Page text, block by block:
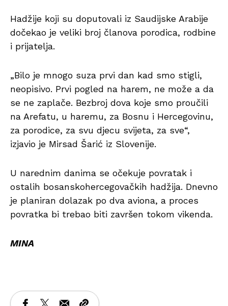
Hadžije koji su doputovali iz Saudijske Arabije
dočekao je veliki broj članova porodica, rodbine
i prijatelja.
„Bilo je mnogo suza prvi dan kad smo stigli,
neopisivo. Prvi pogled na harem, ne može a da
se ne zaplače. Bezbroj dova koje smo proučili
na Arefatu, u haremu, za Bosnu i Hercegovinu,
za porodice, za svu djecu svijeta, za sve“,
izjavio je Mirsad Šarić iz Slovenije.
U narednim danima se očekuje povratak i
ostalih bosanskohercegovačkih hadžija. Dnevno
je planiran dolazak po dva aviona, a proces
povratka bi trebao biti završen tokom vikenda.
MINA